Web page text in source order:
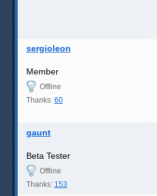
sergioleon
Member
Offline
Thanks: 60
gaunt
Beta Tester
Offline
Thanks: 153